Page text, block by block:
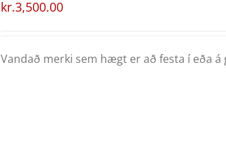
kr.3,500.00
Vandað merki sem hægt er að festa í eða